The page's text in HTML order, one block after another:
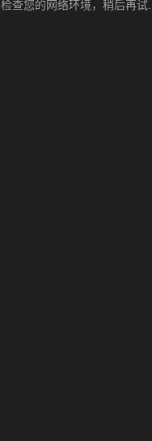
检查您的网络环境，稍后再试...